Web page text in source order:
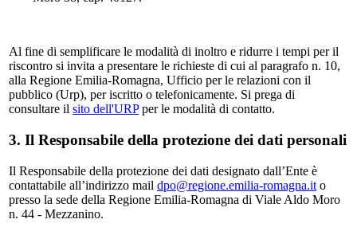
Al fine di semplificare le modalità di inoltro e ridurre i tempi per il
riscontro si invita a presentare le richieste di cui al paragrafo n. 10,
alla Regione Emilia-Romagna, Ufficio per le relazioni con il
pubblico (Urp), per iscritto o telefonicamente. Si prega di
consultare il sito dell'URPper le modalità di contatto.
3. Il Responsabile della protezione dei dati personali
Il Responsabile della protezione dei dati designato dall’Ente è
contattabile all’indirizzo mail dpo@regione.emilia-romagna.it o
presso la sede della Regione Emilia-Romagna di Viale Aldo Moro
n. 44 - Mezzanino.